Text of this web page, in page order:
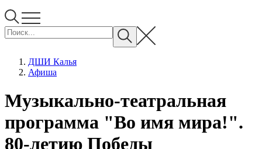
ДШИ Калья
Афиша
Музыкально-театральная
программа "Во имя мира!".
80-летию Победы